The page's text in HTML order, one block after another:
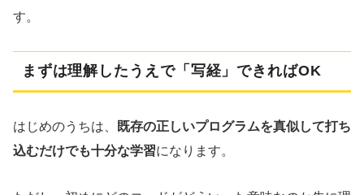
す。
まずは理解したうえで「写経」できればOK
はじめのうちは、
既存の正しいプログラムを真似して打ち
込むだけでも十分な学習になります。